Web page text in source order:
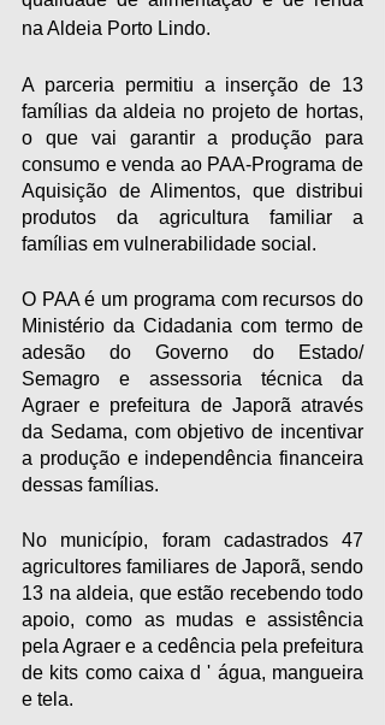
na Aldeia Porto Lindo.
A parceria permitiu a inserção de 13
famílias da aldeia no projeto de hortas,
o que vai garantir a produção para
consumo e venda ao PAA-Programa de
Aquisição de Alimentos, que distribui
produtos da agricultura familiar a
famílias em vulnerabilidade social.
O PAA é um programa com recursos do
Ministério da Cidadania com termo de
adesão do Governo do Estado/
Semagro e assessoria técnica da
Agraer e prefeitura de Japorã através
da Sedama, com objetivo de incentivar
a produção e independência financeira
dessas famílias.
No município, foram cadastrados 47
agricultores familiares de Japorã, sendo
13 na aldeia, que estão recebendo todo
apoio, como as mudas e assistência
pela Agraer e a cedência pela prefeitura
de kits como caixa d ' água, mangueira
e tela.